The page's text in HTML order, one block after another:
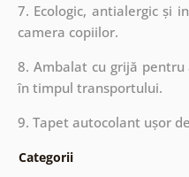
7. Ecologic, antialergic și
camera copiilor.
8. Ambalat cu grijă
în timpul transportului.
9. Tapet autocolant ușor
Categorii